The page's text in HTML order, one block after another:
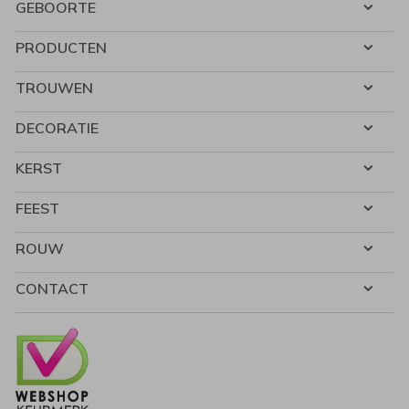
GEBOORTE
PRODUCTEN
TROUWEN
DECORATIE
KERST
FEEST
ROUW
CONTACT